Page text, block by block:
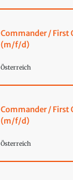
Commander / First
(m/f/d)
Österreich
Commander / First
(m/f/d)
Österreich